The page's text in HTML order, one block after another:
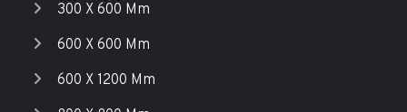
300 X 600 Mm
600 X 600 Mm
600 X 1200 Mm